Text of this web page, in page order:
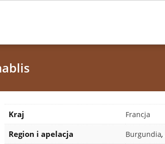
Kraj Francja
Region i apelacja Burgundia,